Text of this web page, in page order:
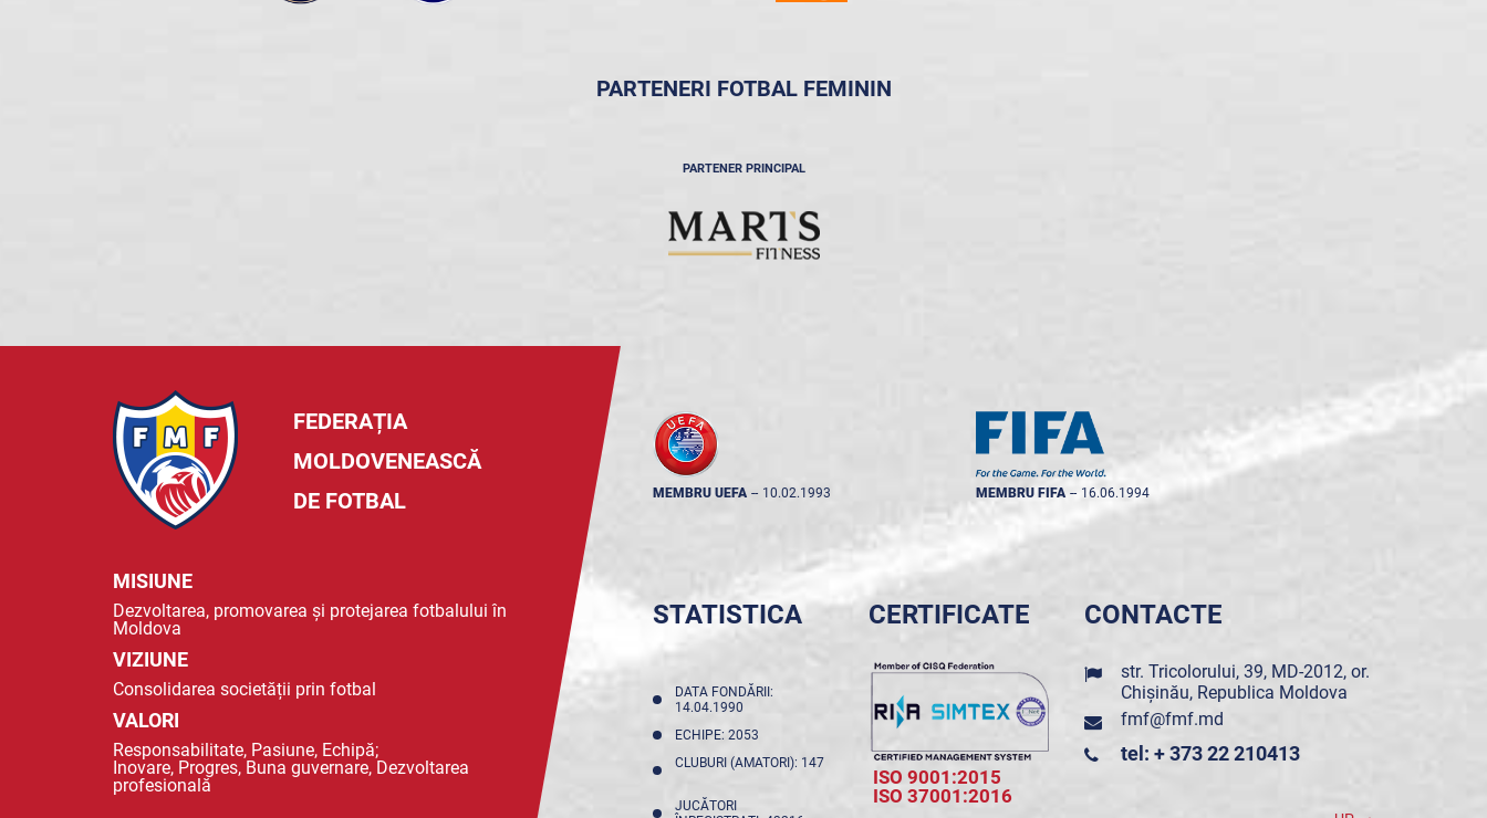
PARTENERI FOTBAL FEMININ
PARTENER PRINCIPAL
FEDERAȚIA
MOLDOVENEASCĂ
DE FOTBAL
MISIUNE
Dezvoltarea, promovarea și protejarea fotbalului în
Moldova
VIZIUNE
Consolidarea societății prin fotbal
VALORI
Responsabilitate, Pasiune, Echipă;
Inovare, Progres, Buna guvernare, Dezvoltarea
profesională
MEMBRU UEFA -- 10.02.1993 MEMBRU FIFA -- 16.06.1994
STATISTICA
DATA FONDĂRII:
14.04.1990
ECHIPE: 2053
CLUBURI (AMATORI): 147
JUCĂTORI
CERTIFICATE
ISO 9001:2015
ISO 37001:2016
CONTACTE
str. Tricolorului, 39, MD-2012, or.
Chișinău, Republica Moldova
fmf@fmf.md
tel: + 373 22 210413